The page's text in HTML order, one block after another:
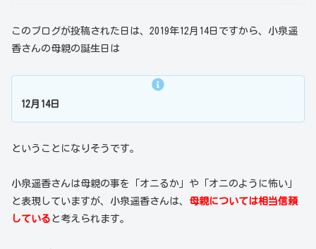
このブログが投稿された日は、2019年12月14日ですから、小泉遥
香さんの母親の誕生日は
12月14日
ということになりそうです。
小泉遥香さんは母親の事を「オニるか」や「オニのように怖い」
と表現していますが、小泉遥香さんは、 母親については相当信頼
している と考えられます。